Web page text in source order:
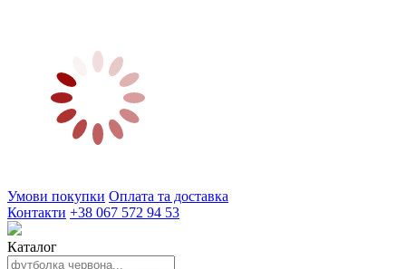
Умови покупки Оплата та доставка
Контакти +38 067 572 94 53
Каталог